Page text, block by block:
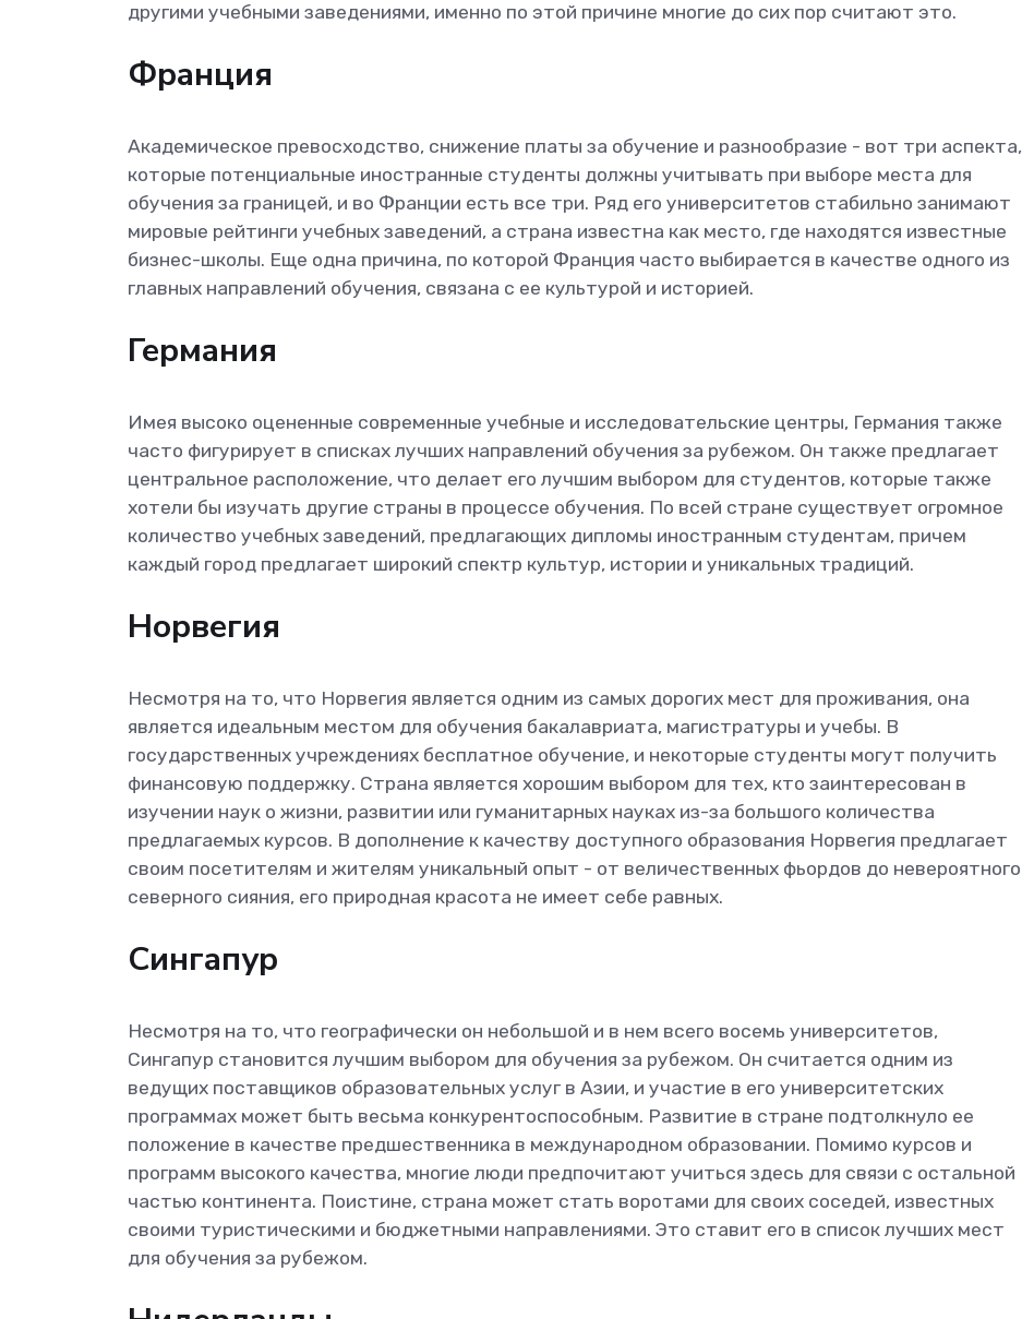
другими учебными заведениями, именно по этой причине многие до сих пор считают это.
Франция
Академическое превосходство, снижение платы за обучение и разнообразие - вот три аспекта,
которые потенциальные иностранные студенты должны учитывать при выборе места для
обучения за границей, и во Франции есть все три. Ряд его университетов стабильно занимают
мировые рейтинги учебных заведений, а страна известна как место, где находятся известные
бизнес-школы. Еще одна причина, по которой Франция часто выбирается в качестве одного из
главных направлений обучения, связана с ее культурой и историей.
Германия
Имея высоко оцененные современные учебные и исследовательские центры, Германия также
часто фигурирует в списках лучших направлений обучения за рубежом. Он также предлагает
центральное расположение, что делает его лучшим выбором для студентов, которые также
хотели бы изучать другие страны в процессе обучения. По всей стране существует огромное
количество учебных заведений, предлагающих дипломы иностранным студентам, причем
каждый город предлагает широкий спектр культур, истории и уникальных традиций.
Норвегия
Несмотря на то, что Норвегия является одним из самых дорогих мест для проживания, она
является идеальным местом для обучения бакалавриата, магистратуры и учебы. В
государственных учреждениях бесплатное обучение, и некоторые студенты могут получить
финансовую поддержку. Страна является хорошим выбором для тех, кто заинтересован в
изучении наук о жизни, развитии или гуманитарных науках из-за большого количества
предлагаемых курсов. В дополнение к качеству доступного образования Норвегия предлагает
своим посетителям и жителям уникальный опыт - от величественных фьордов до невероятного
северного сияния, его природная красота не имеет себе равных.
Сингапур
Несмотря на то, что географически он небольшой и в нем всего восемь университетов,
Сингапур становится лучшим выбором для обучения за рубежом. Он считается одним из
ведущих поставщиков образовательных услуг в Азии, и участие в его университетских
программах может быть весьма конкурентоспособным. Развитие в стране подтолкнуло ее
положение в качестве предшественника в международном образовании. Помимо курсов и
программ высокого качества, многие люди предпочитают учиться здесь для связи с остальной
частью континента. Поистине, страна может стать воротами для своих соседей, известных
своими туристическими и бюджетными направлениями. Это ставит его в список лучших мест
для обучения за рубежом.